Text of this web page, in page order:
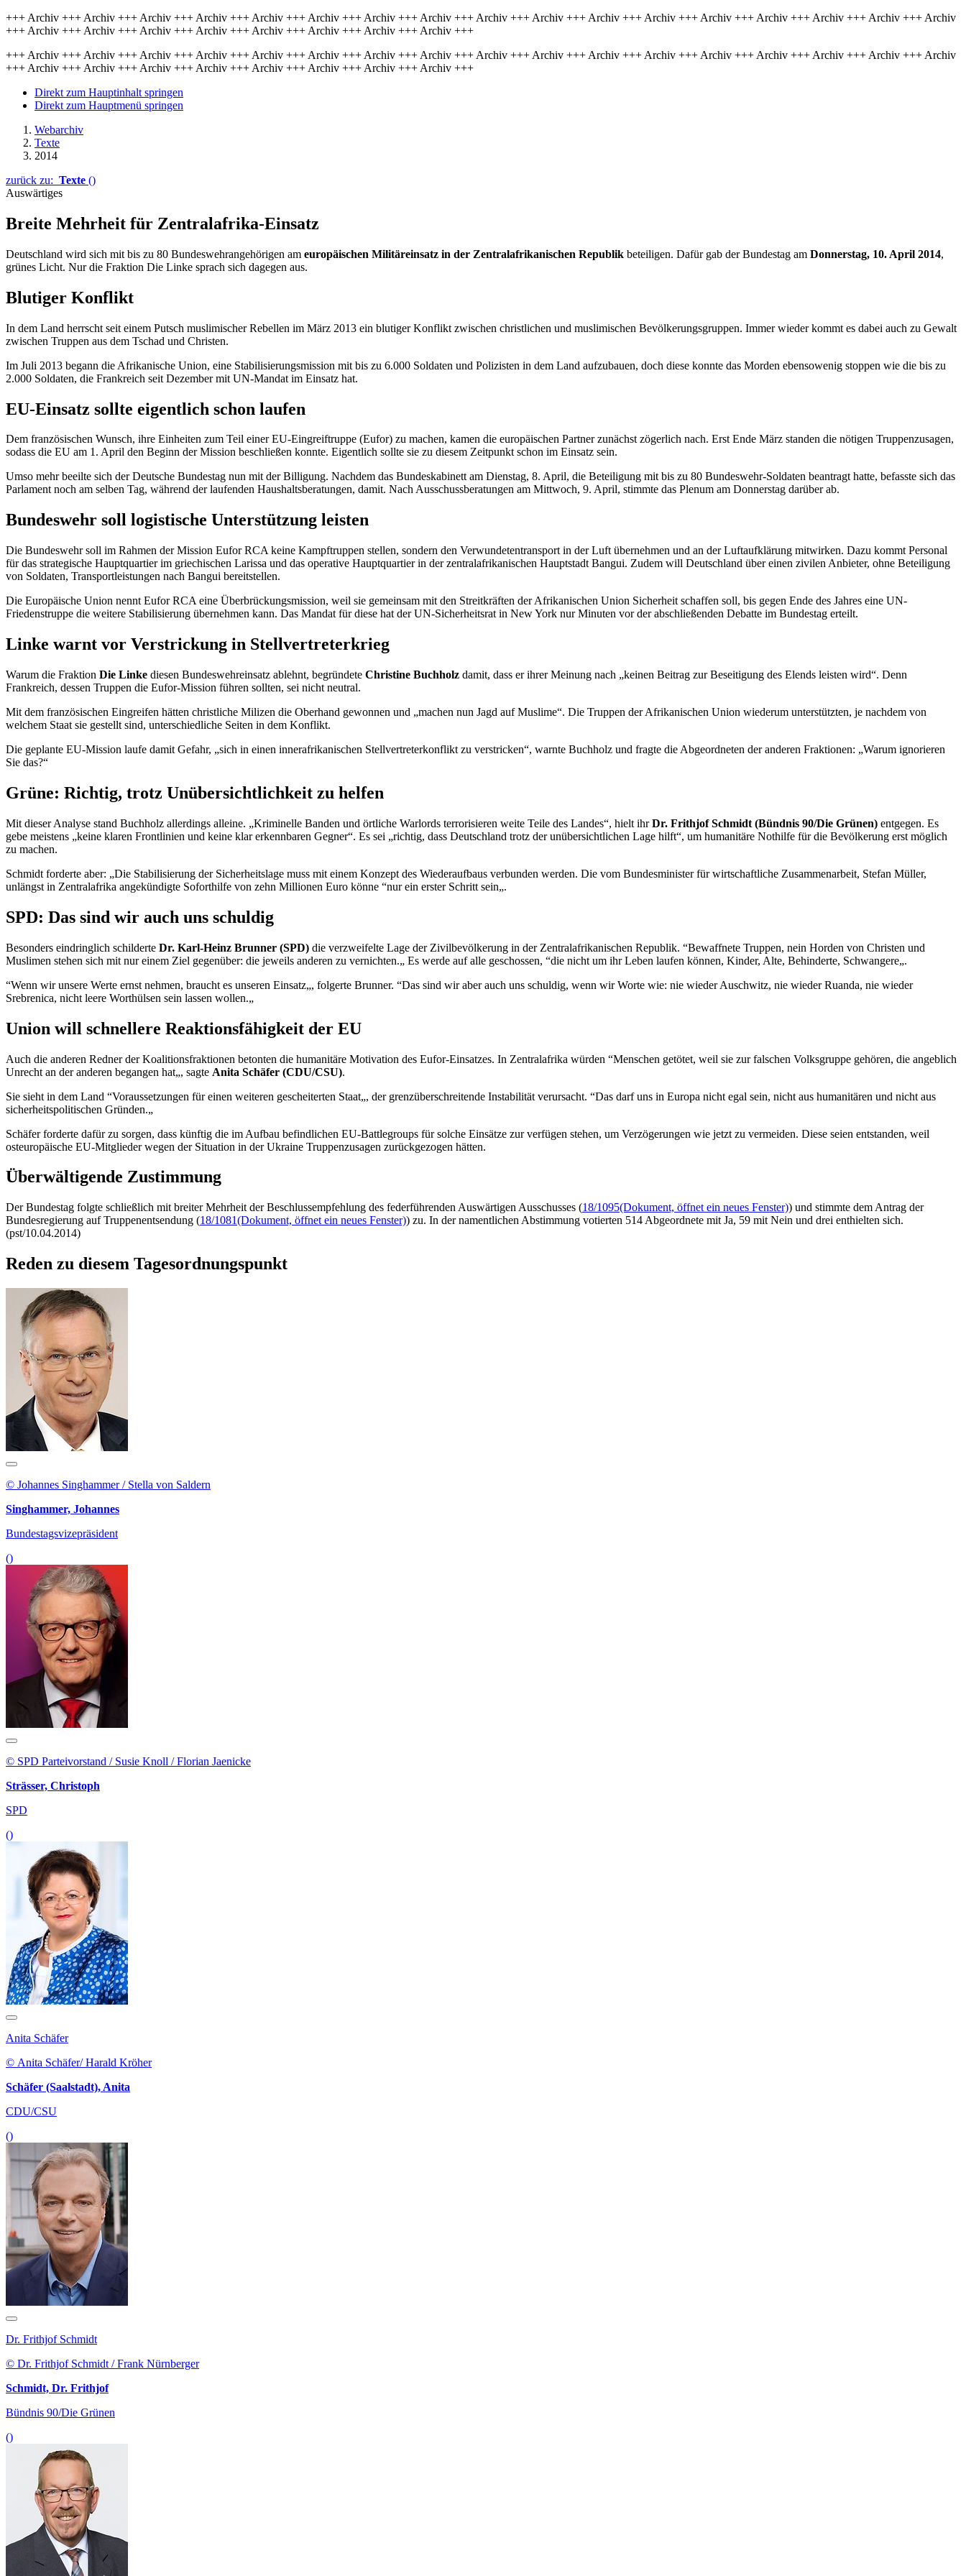
+++ Archiv +++ Archiv +++ Archiv +++ Archiv +++ Archiv +++ Archiv +++ Archiv +++ Archiv +++ Archiv +++ Archiv +++ Archiv +++ Archiv +++ Archiv +++ Archiv +++ Archiv +++ Archiv +++ Archiv
+++ Archiv +++ Archiv +++ Archiv +++ Archiv +++ Archiv +++ Archiv +++ Archiv +++ Archiv +++
+++ Archiv +++ Archiv +++ Archiv +++ Archiv +++ Archiv +++ Archiv +++ Archiv +++ Archiv +++ Archiv +++ Archiv +++ Archiv +++ Archiv +++ Archiv +++ Archiv +++ Archiv +++ Archiv +++ Archiv
+++ Archiv +++ Archiv +++ Archiv +++ Archiv +++ Archiv +++ Archiv +++ Archiv +++ Archiv +++
Direkt zum Hauptinhalt springen
Direkt zum Hauptmenü springen
Webarchiv
Texte
2014
zurück zu: Texte ()
Auswärtiges
Breite Mehrheit für Zentralafrika-Einsatz
Deutschland wird sich mit bis zu 80 Bundeswehrangehörigen am europäischen Militäreinsatz in der Zentralafrikanischen Republik beteiligen. Dafür gab der Bundestag am Donnerstag, 10. April 2014,
grünes Licht. Nur die Fraktion Die Linke sprach sich dagegen aus.
Blutiger Konflikt
In dem Land herrscht seit einem Putsch muslimischer Rebellen im März 2013 ein blutiger Konflikt zwischen christlichen und muslimischen Bevölkerungsgruppen. Immer wieder kommt es dabei auch zu Gewalt
zwischen Truppen aus dem Tschad und Christen.
Im Juli 2013 begann die Afrikanische Union, eine Stabilisierungsmission mit bis zu 6.000 Soldaten und Polizisten in dem Land aufzubauen, doch diese konnte das Morden ebensowenig stoppen wie die bis zu
2.000 Soldaten, die Frankreich seit Dezember mit UN-Mandat im Einsatz hat.
EU-Einsatz sollte eigentlich schon laufen
Dem französischen Wunsch, ihre Einheiten zum Teil einer EU-Eingreiftruppe (Eufor) zu machen, kamen die europäischen Partner zunächst zögerlich nach. Erst Ende März standen die nötigen Truppenzusagen,
sodass die EU am 1. April den Beginn der Mission beschließen konnte. Eigentlich sollte sie zu diesem Zeitpunkt schon im Einsatz sein.
Umso mehr beeilte sich der Deutsche Bundestag nun mit der Billigung. Nachdem das Bundeskabinett am Dienstag, 8. April, die Beteiligung mit bis zu 80 Bundeswehr-Soldaten beantragt hatte, befasste sich das
Parlament noch am selben Tag, während der laufenden Haushaltsberatungen, damit. Nach Ausschussberatungen am Mittwoch, 9. April, stimmte das Plenum am Donnerstag darüber ab.
Bundeswehr soll logistische Unterstützung leisten
Die Bundeswehr soll im Rahmen der Mission Eufor RCA keine Kampftruppen stellen, sondern den Verwundetentransport in der Luft übernehmen und an der Luftaufklärung mitwirken. Dazu kommt Personal
für das strategische Hauptquartier im griechischen Larissa und das operative Hauptquartier in der zentralafrikanischen Hauptstadt Bangui. Zudem will Deutschland über einen zivilen Anbieter, ohne Beteiligung
von Soldaten, Transportleistungen nach Bangui bereitstellen.
Die Europäische Union nennt Eufor RCA eine Überbrückungsmission, weil sie gemeinsam mit den Streitkräften der Afrikanischen Union Sicherheit schaffen soll, bis gegen Ende des Jahres eine UN-
Friedenstruppe die weitere Stabilisierung übernehmen kann. Das Mandat für diese hat der UN-Sicherheitsrat in New York nur Minuten vor der abschließenden Debatte im Bundestag erteilt.
Linke warnt vor Verstrickung in Stellvertreterkrieg
Warum die Fraktion Die Linke diesen Bundeswehreinsatz ablehnt, begründete Christine Buchholz damit, dass er ihrer Meinung nach „keinen Beitrag zur Beseitigung des Elends leisten wird“. Denn
Frankreich, dessen Truppen die Eufor-Mission führen sollten, sei nicht neutral.
Mit dem französischen Eingreifen hätten christliche Milizen die Oberhand gewonnen und „machen nun Jagd auf Muslime“. Die Truppen der Afrikanischen Union wiederum unterstützten, je nachdem von
welchem Staat sie gestellt sind, unterschiedliche Seiten in dem Konflikt.
Die geplante EU-Mission laufe damit Gefahr, „sich in einen innerafrikanischen Stellvertreterkonflikt zu verstricken“, warnte Buchholz und fragte die Abgeordneten der anderen Fraktionen: „Warum ignorieren
Sie das?“
Grüne: Richtig, trotz Unübersichtlichkeit zu helfen
Mit dieser Analyse stand Buchholz allerdings alleine. „Kriminelle Banden und örtliche Warlords terrorisieren weite Teile des Landes“, hielt ihrDr. Frithjof Schmidt (Bündnis 90/Die Grünen) entgegen. Es
gebe meistens „keine klaren Frontlinien und keine klar erkennbaren Gegner“. Es sei „richtig, dass Deutschland trotz der unübersichtlichen Lage hilft“, um humanitäre Nothilfe für die Bevölkerung erst möglich
zu machen.
Schmidt forderte aber: „Die Stabilisierung der Sicherheitslage muss mit einem Konzept des Wiederaufbaus verbunden werden. Die vom Bundesminister für wirtschaftliche Zusammenarbeit, Stefan Müller,
unlängst in Zentralafrika angekündigte Soforthilfe von zehn Millionen Euro könne “nur ein erster Schritt sein„.
SPD: Das sind wir auch uns schuldig
Besonders eindringlich schilderte Dr. Karl-Heinz Brunner (SPD) die verzweifelte Lage der Zivilbevölkerung in der Zentralafrikanischen Republik. “Bewaffnete Truppen, nein Horden von Christen und
Muslimen stehen sich mit nur einem Ziel gegenüber: die jeweils anderen zu vernichten.„ Es werde auf alle geschossen, “die nicht um ihr Leben laufen können, Kinder, Alte, Behinderte, Schwangere„.
“Wenn wir unsere Werte ernst nehmen, braucht es unseren Einsatz„, folgerte Brunner. “Das sind wir aber auch uns schuldig, wenn wir Worte wie: nie wieder Auschwitz, nie wieder Ruanda, nie wieder
Srebrenica, nicht leere Worthülsen sein lassen wollen.„
Union will schnellere Reaktionsfähigkeit der EU
Auch die anderen Redner der Koalitionsfraktionen betonten die humanitäre Motivation des Eufor-Einsatzes. In Zentralafrika würden “Menschen getötet, weil sie zur falschen Volksgruppe gehören, die angeblich
Unrecht an der anderen begangen hat„, sagte Anita Schäfer (CDU/CSU).
Sie sieht in dem Land “Voraussetzungen für einen weiteren gescheiterten Staat„, der grenzüberschreitende Instabilität verursacht. “Das darf uns in Europa nicht egal sein, nicht aus humanitären und nicht aus
sicherheitspolitischen Gründen.„
Schäfer forderte dafür zu sorgen, dass künftig die im Aufbau befindlichen EU-Battlegroups für solche Einsätze zur verfügen stehen, um Verzögerungen wie jetzt zu vermeiden. Diese seien entstanden, weil
osteuropäische EU-Mitglieder wegen der Situation in der Ukraine Truppenzusagen zurückgezogen hätten.
Überwältigende Zustimmung
Der Bundestag folgte schließlich mit breiter Mehrheit der Beschlussempfehlung des federführenden Auswärtigen Ausschusses (18/1095(Dokument, öffnet ein neues Fenster)) und stimmte dem Antrag der
Bundesregierung auf Truppenentsendung (18/1081(Dokument, öffnet ein neues Fenster)) zu. In der namentlichen Abstimmung votierten 514 Abgeordnete mit Ja, 59 mit Nein und drei enthielten sich.
(pst/10.04.2014)
Reden zu diesem Tagesordnungspunkt
© Johannes Singhammer / Stella von Saldern
Singhammer, Johannes
Bundestagsvizepräsident
()
© SPD Parteivorstand / Susie Knoll / Florian Jaenicke
Strässer, Christoph
SPD
()
Anita Schäfer
© Anita Schäfer/ Harald Kröher
Schäfer (Saalstadt), Anita
CDU/CSU
()
Dr. Frithjof Schmidt
© Dr. Frithjof Schmidt / Frank Nürnberger
Schmidt, Dr. Frithjof
Bündnis 90/Die Grünen
()